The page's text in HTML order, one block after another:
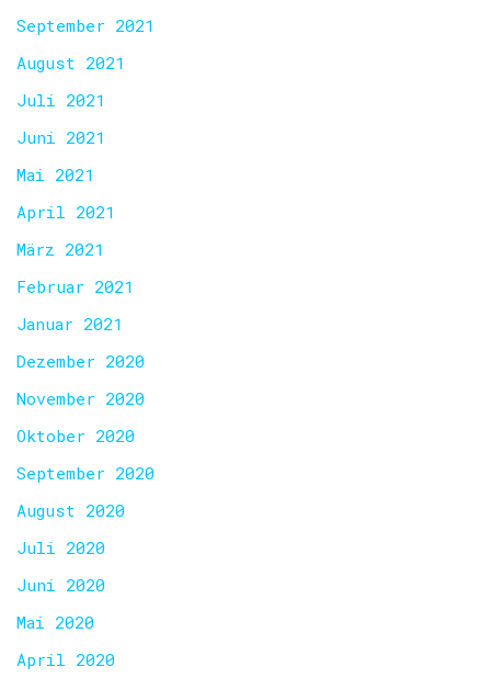
September 2021
August 2021
Juli 2021
Juni 2021
Mai 2021
April 2021
März 2021
Februar 2021
Januar 2021
Dezember 2020
November 2020
Oktober 2020
September 2020
August 2020
Juli 2020
Juni 2020
Mai 2020
April 2020